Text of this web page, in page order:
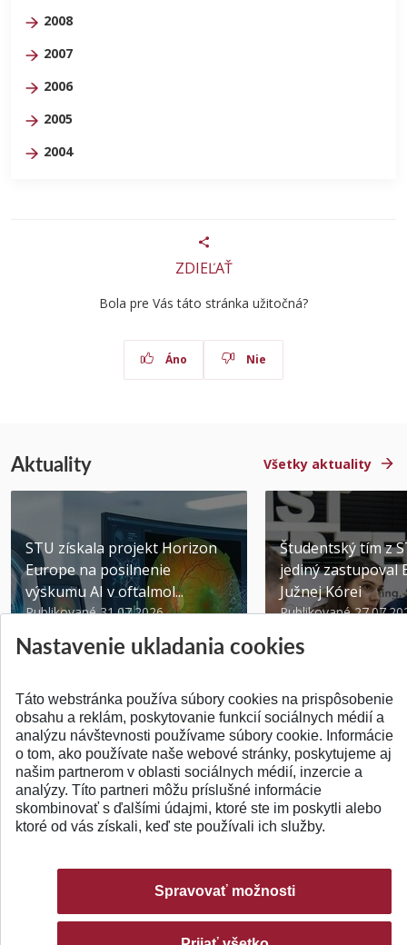
2008
2007
2006
2005
2004
ZDIEĽAŤ
Bola pre Vás táto stránka užitočná?
Áno Nie
Aktuality Všetky aktuality
STU získala projekt Horizon
Europe na posilnenie
výskumu AI v oftalmol...
Publikované 31.07.2026
Študentský tím z
jediný zastupoval
Južnej Kórei
Publikované
SPÄŤ NA VRCH
Nastavenie ukladania cookies
Táto webstránka používa súbory cookies na prispôsobenie
obsahu a reklám, poskytovanie funkcií sociálnych médií a
analýzu návštevnosti používame súbory cookie. Informácie
o tom, ako používate naše webové stránky, poskytujeme aj
našim partnerom v oblasti sociálnych médií, inzercie a
analýzy. Títo partneri môžu príslušné informácie
skombinovať s ďalšími údajmi, ktoré ste im poskytli alebo
ktoré od vás získali, keď ste používali ich služby.
Spravovať možnosti